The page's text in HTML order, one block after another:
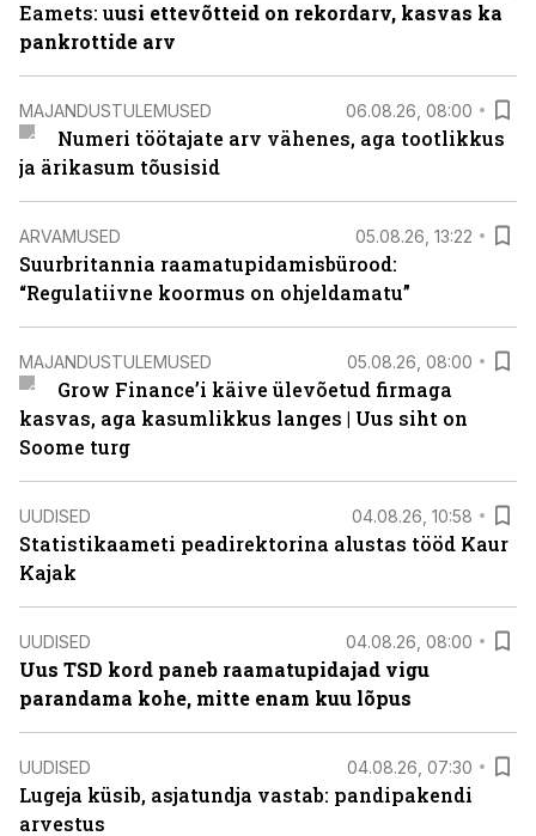
Eamets: uusi ettevõtteid on rekordarv, kasvas ka
pankrottide arv
MAJANDUSTULEMUSED 06.08.26, 08:00
Numeri töötajate arv vähenes, aga tootlikkus
ja ärikasum tõusisid
ARVAMUSED 05.08.26, 13:22
Suurbritannia raamatupidamisbürood:
“Regulatiivne koormus on ohjeldamatu”
MAJANDUSTULEMUSED 05.08.26, 08:00
Grow Finance’i käive ülevõetud firmaga
kasvas, aga kasumlikkus langes | Uus siht on
Soome turg
UUDISED 04.08.26, 10:58
Statistikaameti peadirektorina alustas tööd Kaur
Kajak
UUDISED 04.08.26, 08:00
Uus TSD kord paneb raamatupidajad vigu
parandama kohe, mitte enam kuu lõpus
UUDISED 04.08.26, 07:30
Lugeja küsib, asjatundja vastab: pandipakendi
arvestus